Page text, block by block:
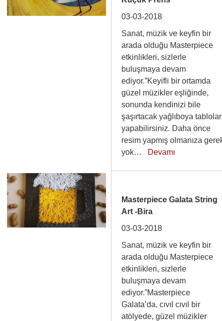
03-03-2018
Sanat, müzik ve keyfin bir
arada olduğu Masterpiece
etkinlikleri, sizlerle
buluşmaya devam
ediyor.”Keyifli bir ortamda
güzel müzikler eşliğinde,
sonunda kendinizi bile
şaşırtacak yağlıboya tablolar
yapabilirsiniz. Daha önce
resim yapmış olmanıza
yok… Devamı
Masterpiece Galata String
Art -Bira
03-03-2018
Sanat, müzik ve keyfin bir
arada olduğu Masterpiece
etkinlikleri, sizlerle
buluşmaya devam
ediyor.”Masterpiece
Galata’da, cıvıl cıvıl bir
atölyede, güzel müzikler